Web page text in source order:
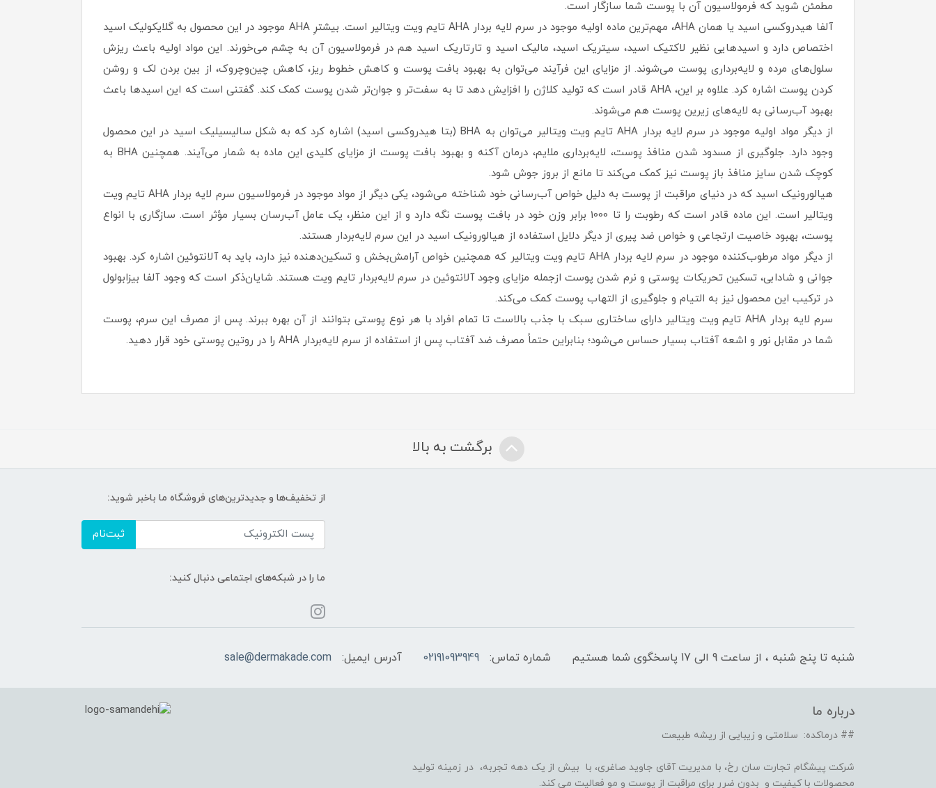
مطمئن شوید که فرمولاسیون آن با پوست شما سازگار است.
آلفا هیدروکسی اسید یا همان AHA، مهم‌ترین ماده اولیه موجود در سرم لایه بردار AHA تایم ویت ویتالیر است. بیشترِ AHA موجود در این محصول به گلایکولیک اسید
اختصاص دارد و اسیدهایی نظیر لاکتیک اسید، سیتریک اسید، مالیک اسید و تارتاریک اسید هم در فرمولاسیون آن به چشم می‌خورند. این مواد اولیه باعث ریزش
سلول‌های مرده و لایه‌برداری پوست می‌شوند. از مزایای این فرآیند می‌توان به بهبود بافت پوست و کاهش خطوط ریز، کاهش چین‌وچروک، از بین بردن لک و روشن
کردن پوست اشاره کرد. علاوه بر این، AHA قادر است که تولید کلاژن را افزایش دهد تا به سفت‌تر و جوان‌تر شدن پوست کمک کند. گفتنی است که این اسیدها باعث
بهبود آب‌رسانی به لایه‌های زیرین پوست هم می‌شوند.
از دیگر مواد اولیه موجود در سرم لایه بردار AHA تایم ویت ویتالیر می‌توان به BHA (بتا هیدروکسی اسید) اشاره کرد که به شکل سالیسیلیک اسید در این محصول
وجود دارد. جلوگیری از مسدود شدن منافذ پوست، لایه‌برداری ملایم، درمان آکنه و بهبود بافت پوست از مزایای کلیدی این ماده به شمار می‌آیند. همچنین BHA به
کوچک شدن سایز منافذ باز پوست نیز کمک می‌کند تا مانع از بروز جوش شود.
هیالورونیک اسید که در دنیای مراقبت از پوست به دلیل خواص آب‌رسانی خود شناخته می‌شود، یکی دیگر از مواد موجود در فرمولاسیون سرم لایه بردار AHA تایم ویت
ویتالیر است. این ماده قادر است که رطوبت را تا 1000 برابر وزن خود در بافت پوست نگه دارد و از این منظر، یک عامل آب‌رسان بسیار مؤثر است. سازگاری با انواع
پوست، بهبود خاصیت ارتجاعی و خواص ضد پیری از دیگر دلایل استفاده از هیالورونیک اسید در این سرم لایه‌بردار هستند.
از دیگر مواد مرطوب‌کننده موجود در سرم لایه بردار AHA تایم ویت ویتالیر که همچنین خواص آرامش‌بخش و تسکین‌دهنده نیز دارد، باید به آلانتوئین اشاره کرد. بهبود
جوانی و شادابی، تسکین تحریکات پوستی و نرم شدن پوست ازجمله مزایای وجود آلانتوئین در سرم لایه‌بردار تایم ویت هستند. شایان‌ذکر است که وجود آلفا بیزابولول
در ترکیب این محصول نیز به التیام و جلوگیری از التهاب پوست کمک می‌کند.
سرم لایه بردار AHA تایم ویت ویتالیر دارای ساختاری سبک با جذب بالاست تا تمام افراد با هر نوع پوستی بتوانند از آن بهره ببرند. پس از مصرف این سرم، پوست
شما در مقابل نور و اشعه آفتاب بسیار حساس می‌شود؛ بنابراین حتماً مصرف ضد آفتاب پس از استفاده از سرم لایه‌بردار AHA را در روتین پوستی خود قرار دهید.
برگشت به بالا
از تخفیف‌ها و جدیدترین‌های فروشگاه ما باخبر شوید:
ثبت‌نام
ما را در شبکه‌های اجتماعی دنبال کنید:
شنبه تا پنج شنبه ، از ساعت 9 الی 17 پاسخگوی شما هستیم شماره تماس: 02191093949 آدرس ایمیل: sale@dermakade.com
درباره ما
## درماکده: سلامتی و زیبایی از ریشه طبیعت
شرکت پیشگام تجارت سان رخ، با مدیریت آقای جاوید صاغری، با بیش از یک دهه تجربه، در زمینه تولید
محصولات با کیفیت و بدون ضرر برای مراقبت از پوست و مو فعالیت می کند.